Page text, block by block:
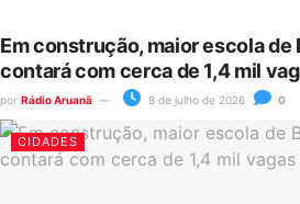
Em construção, maior escola de
contará com cerca de 1,4 mil
por Rádio Aruanã 8 de julho de 2026 0
CIDADES